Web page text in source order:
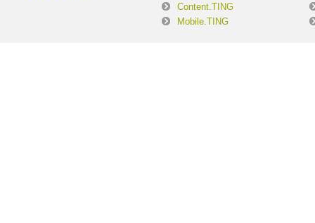
Content.TING
Mobile.TING